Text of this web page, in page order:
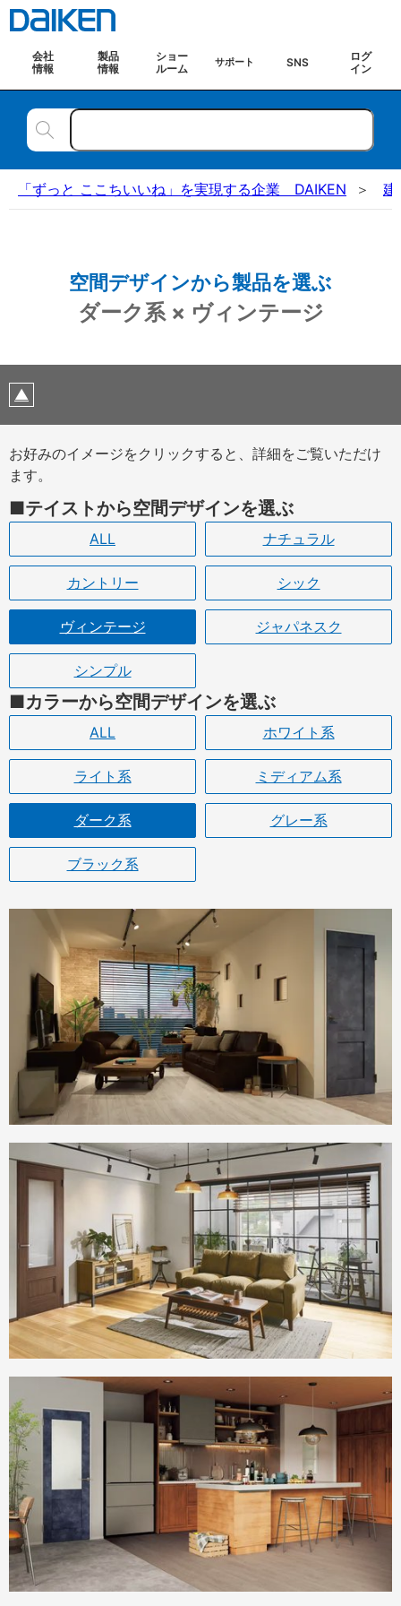
会社
情報
製品
情報
ショー
ルーム
サポート SNS
ログ
イン
「ずっと ここちいいね」を実現する企業 DAIKEN 建
空間デザインから製品を選ぶ
ダーク系 × ヴィンテージ
お好みのイメージをクリックすると、詳細をご覧いただけ
ます。
テイストから空間デザインを選ぶ
ALL ナチュラル
カントリー シック
ヴィンテージ ジャパネスク
シンプル
カラーから空間デザインを選ぶ
ALL ホワイト系
ライト系 ミディアム系
ダーク系 グレー系
ブラック系